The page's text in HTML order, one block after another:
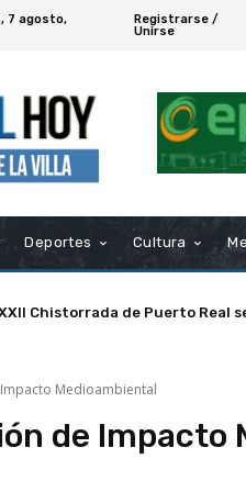
7 agosto,
Registrarse /
Unirse
Deportes Cultura
Chistorrada de Puerto Real
Medioambiental
de Impacto